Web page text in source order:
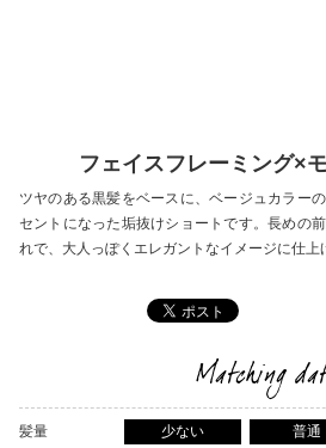
フェイスフレーミング×
ツヤのある黒髪をベースに、ベージュカラー
セントになった垢抜けショートです。長めの
れで、大人っぽくエレガントなイメージに仕上
Matching
髪量 少ない 普通